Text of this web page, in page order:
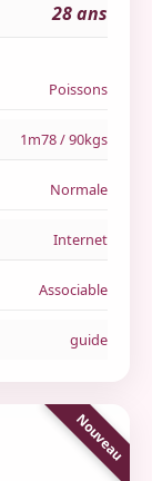
28 ans
Poissons
1m78 / 90kgs
Normale
Internet
Associable
guide